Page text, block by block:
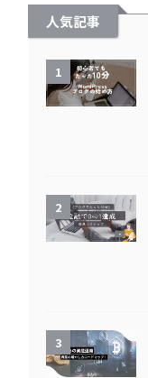
人気記事
1
2
3